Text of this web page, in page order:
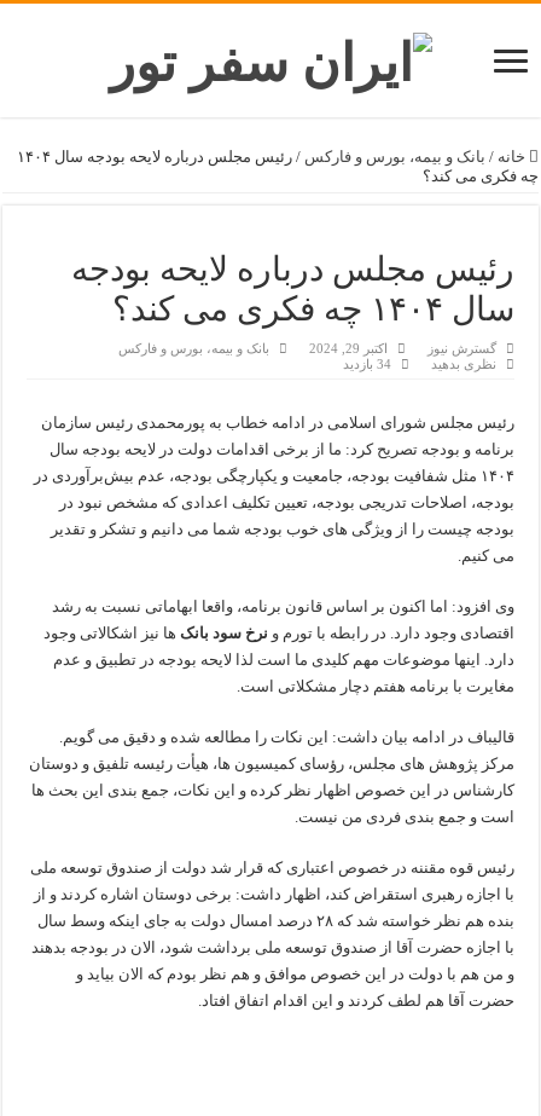
خانه / بانک و بیمه، بورس و فارکس /
رئیس مجلس درباره لایحه بودجه سال ۱۴۰۴
چه فکری می کند؟
رئیس مجلس درباره لایحه بودجه
سال ۱۴۰۴ چه فکری می کند؟
گسترش نیوز اکتبر 29, 2024
بانک و بیمه، بورس و فارکس
نظری بدهید
34 بازدید
رئیس مجلس شورای اسلامی در ادامه خطاب به پورمحمدی رئیس سازمان
برنامه و بودجه تصریح کرد: ما از برخی اقدامات دولت در لایحه بودجه سال
۱۴۰۴ مثل شفافیت بودجه، جامعیت و یکپارچگی بودجه، عدم بیش‌برآوردی در
بودجه، اصلاحات تدریجی بودجه، تعیین تکلیف اعدادی که مشخص نبود در
بودجه چیست را از ویژگی های خوب بودجه شما می دانیم و تشکر و تقدیر
می کنیم.
وی افزود: اما اکنون بر اساس قانون برنامه، واقعا ابهاماتی نسبت به رشد
اقتصادی وجود دارد. در رابطه با تورم و نرخ سود بانک ها نیز اشکالاتی وجود
دارد. اینها موضوعات مهم کلیدی ما است لذا لایحه بودجه در تطبیق و عدم
مغایرت با برنامه هفتم دچار مشکلاتی است.
قالیباف در ادامه بیان داشت: این نکات را مطالعه شده و دقیق می گویم.
مرکز پژوهش های مجلس، رؤسای کمیسیون ها، هیأت رئیسه تلفیق و دوستان
کارشناس در این خصوص اظهار نظر کرده و این نکات، جمع بندی این بحث ها
است و جمع بندی فردی من نیست.
رئیس قوه مقننه در خصوص اعتباری که قرار شد دولت از صندوق توسعه ملی
با اجازه رهبری استقراض کند، اظهار داشت: برخی دوستان اشاره کردند و از
بنده هم نظر خواسته شد که ۲۸ درصد امسال دولت به جای اینکه وسط سال
با اجازه حضرت آقا از صندوق توسعه ملی برداشت شود، الان در بودجه بدهند
و من هم با دولت در این خصوص موافق و هم نظر بودم که الان بیاید و
حضرت آقا هم لطف کردند و این اقدام اتفاق افتاد.